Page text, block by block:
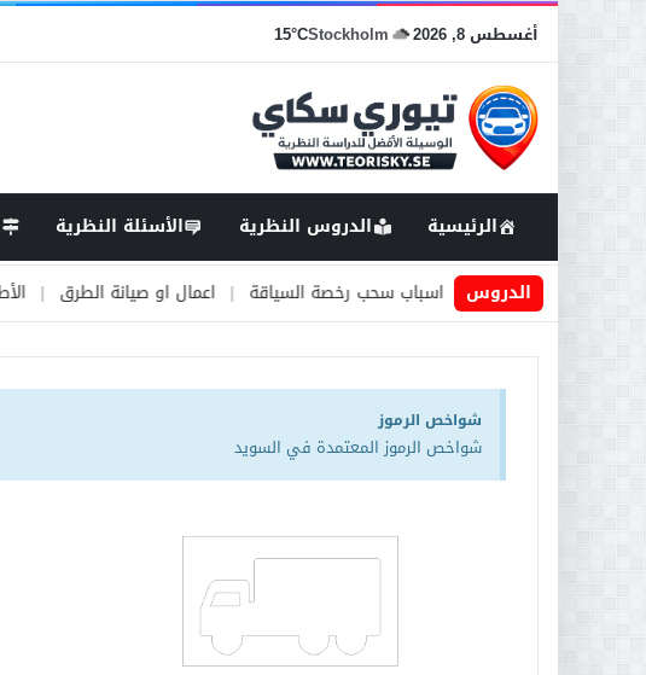
أغسطس 8, 2026 Stockholm
15°C
الرئيسية الدروس النظرية الأسئلة النظرية
الدروس| اسباب سحب رخصة السياقة | اعمال او صيانة الطرق | الأطارات
شواخص الرموز
شواخص الرموز المعتمدة في السويد